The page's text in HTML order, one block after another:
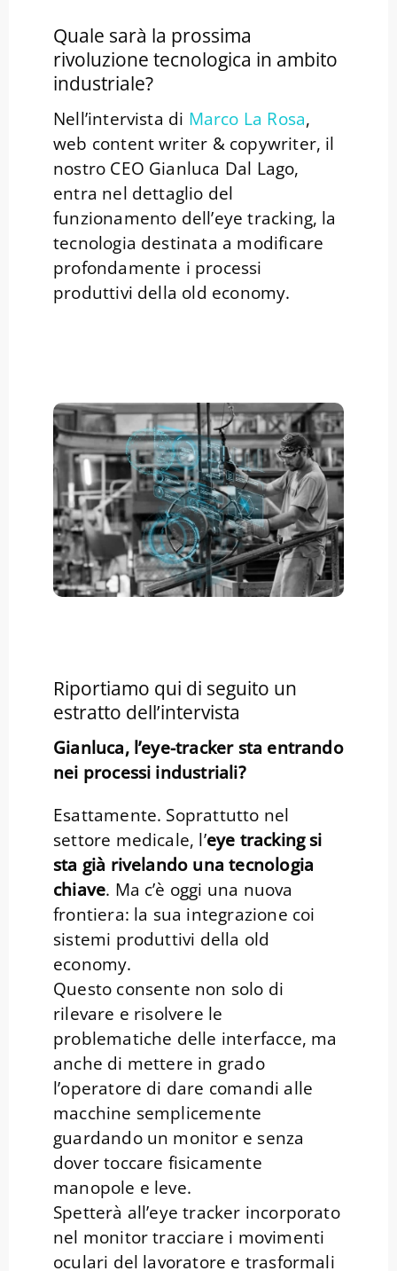
Quale sarà la prossima
rivoluzione tecnologica in ambito
industriale?
Nell’intervista di Marco La Rosa,
web content writer & copywriter, il
nostro CEO Gianluca Dal Lago,
entra nel dettaglio del
funzionamento dell’eye tracking, la
tecnologia destinata a modificare
profondamente i processi
produttivi della old economy.
Riportiamo qui di seguito un
estratto dell’intervista
Gianluca, l’eye-tracker sta entrando
nei processi industriali?
Esattamente. Soprattutto nel
settore medicale, l’eye tracking si
sta già rivelando una tecnologia
chiave. Ma c’è oggi una nuova
frontiera: la sua integrazione coi
sistemi produttivi della old
economy.
Questo consente non solo di
rilevare e risolvere le
problematiche delle interfacce, ma
anche di mettere in grado
l’operatore di dare comandi alle
macchine semplicemente
guardando un monitor e senza
dover toccare fisicamente
manopole e leve.
Spetterà all’eye tracker incorporato
nel monitor tracciare i movimenti
oculari del lavoratore e trasformali